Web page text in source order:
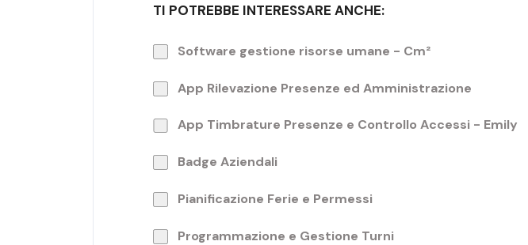
TI POTREBBE INTERESSARE ANCHE:
Software gestione risorse umane - Cm²
App Rilevazione Presenze ed Amministrazione
App Timbrature Presenze e Controllo Accessi - Emily
Badge Aziendali
Pianificazione Ferie e Permessi
Programmazione e Gestione Turni